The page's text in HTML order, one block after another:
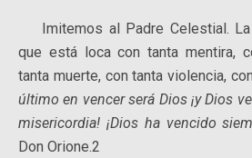
Imitemos al Padre Celestial. La
que está loca con tanta mentira,
tanta muerte, con tanta violencia,
último en vencer será Dios ¡y Dios
misericordia! ¡Dios ha vencido
Don Orione.2